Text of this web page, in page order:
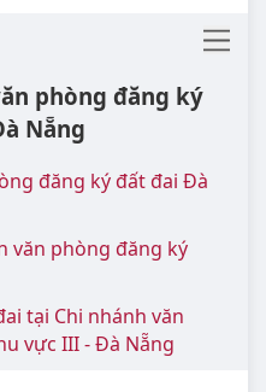
phòng đăng ký
Nẵng
đăng ký đất đai Đà
văn phòng đăng ký
tại Chi nhánh văn
vực III - Đà Nẵng